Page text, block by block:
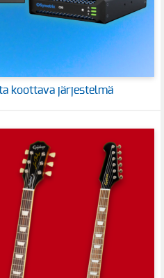
koottava järjestelmä